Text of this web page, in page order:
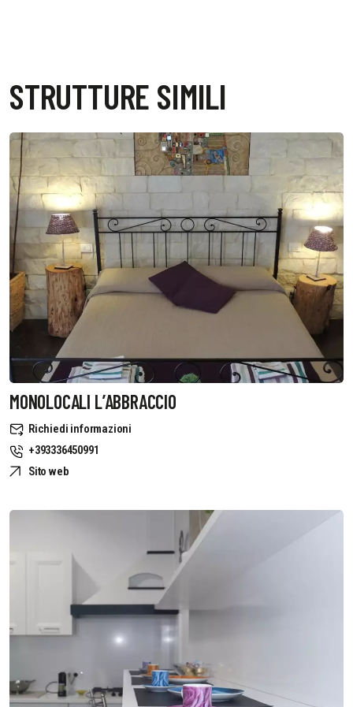
STRUTTURE SIMILI
MONOLOCALI L’ABBRACCIO
Richiedi informazioni
+393336450991
Sito web